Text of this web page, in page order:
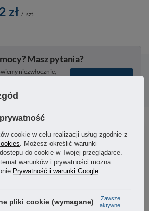
zł / szt.
Masz pytania?
niezwłocznie,
Zadaj pytanie
5
4
3
cookie w celu realizacji usług zgodnie z
. Możesz określić warunki
do cookie w Twojej przeglądarce.
warunków i prywatności można
Prywatność i warunki Google
pliki cookie (wymagane)
Zawsze
aktywne